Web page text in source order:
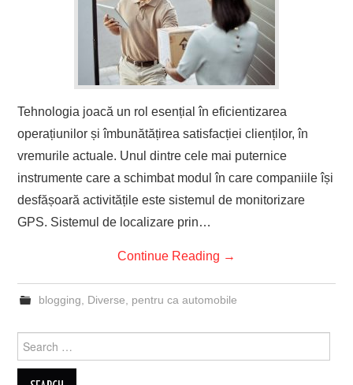
Tehnologia joacă un rol esențial în eficientizarea
operațiunilor și îmbunătățirea satisfacției clienților, în
vremurile actuale. Unul dintre cele mai puternice
instrumente care a schimbat modul în care companiile își
desfășoară activitățile este sistemul de monitorizare
GPS. Sistemul de localizare prin…
Continue Reading →
blogging Diverse pentru ca automobile
for: